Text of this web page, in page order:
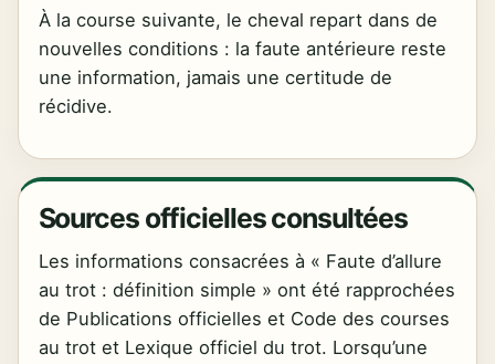
À la course suivante, le cheval repart dans de
nouvelles conditions : la faute antérieure reste
une information, jamais une certitude de
récidive.
Sources officielles consultées
Les informations consacrées à « Faute d’allure
au trot : définition simple » ont été rapprochées
de Publications officielles et Code des courses
au trot et Lexique officiel du trot. Lorsqu’une